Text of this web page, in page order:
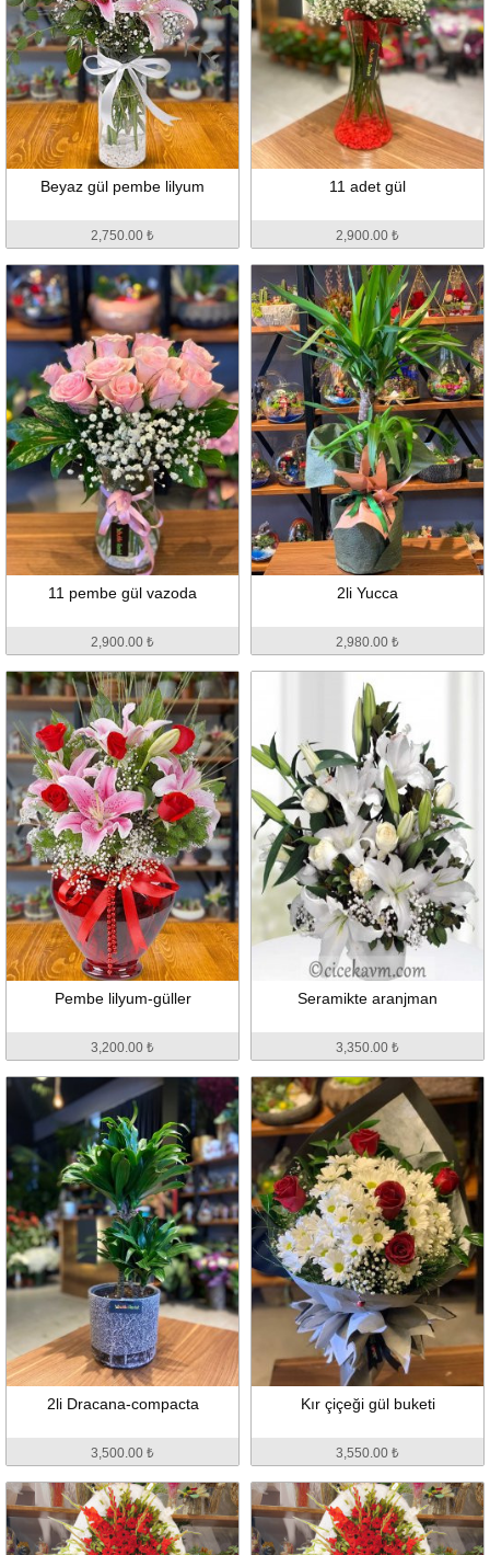
Beyaz gül pembe lilyum
2,750.00 ₺
11 adet gül
2,900.00 ₺
11 pembe gül vazoda
2,900.00 ₺
2li Yucca
2,980.00 ₺
Pembe lilyum-güller
3,200.00 ₺
Seramikte aranjman
3,350.00 ₺
2li Dracana-compacta
3,500.00 ₺
Kır çiçeği gül buketi
3,550.00 ₺